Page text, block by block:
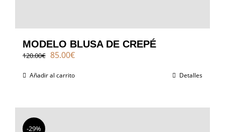
MODELO BLUSA DE CREPÉ
120.00€ El
original
85.00€El
actual
Añadir al carrito Detalles
-29%